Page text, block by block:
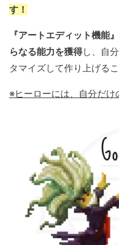
す！
『アートエディット機能
らなる能力を獲得し、自
タマイズして作り上げる
※ヒーローには、自分だ